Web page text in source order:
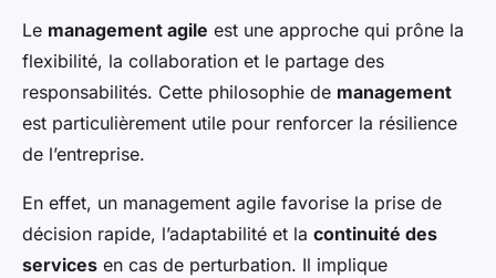
Le management agile est une approche qui prône la
flexibilité, la collaboration et le partage des
responsabilités. Cette philosophie de management
est particulièrement utile pour renforcer la résilience
de l’entreprise.
En effet, un management agile favorise la prise de
décision rapide, l’adaptabilité et la continuité des
services en cas de perturbation. Il implique